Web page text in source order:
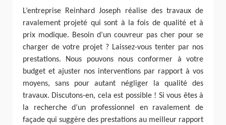
L’entreprise Reinhard Joseph réalise des travaux de
ravalement projeté qui sont à la fois de qualité et à
prix modique. Besoin d’un couvreur pas cher pour se
charger de votre projet ? Laissez-vous tenter par nos
prestations. Nous pouvons nous conformer à votre
budget et ajuster nos interventions par rapport à vos
moyens, sans pour autant négliger la qualité des
travaux. Discutons-en, cela est possible ! Si vous êtes à
la recherche d’un professionnel en ravalement de
façade qui suggère des prestations au meilleur rapport